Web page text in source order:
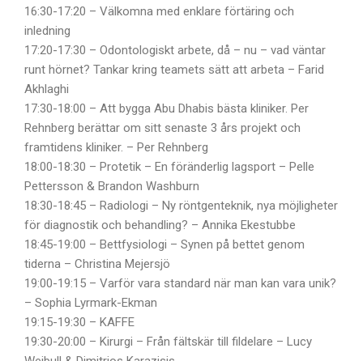
16:30-17:20 – Välkomna med enklare förtäring och
inledning
17:20-17:30 – Odontologiskt arbete, då – nu – vad väntar
runt hörnet? Tankar kring teamets sätt att arbeta – Farid
Akhlaghi
17:30-18:00 – Att bygga Abu Dhabis bästa kliniker. Per
Rehnberg berättar om sitt senaste 3 års projekt och
framtidens kliniker. – Per Rehnberg
18:00-18:30 – Protetik – En föränderlig lagsport – Pelle
Pettersson & Brandon Washburn
18:30-18:45 – Radiologi – Ny röntgenteknik, nya möjligheter
för diagnostik och behandling? – Annika Ekestubbe
18:45-19:00 – Bettfysiologi – Synen på bettet genom
tiderna – Christina Mejersjö
19:00-19:15 – Varför vara standard när man kan vara unik?
– Sophia Lyrmark-Ekman
19:15-19:30 – KAFFE
19:30-20:00 – Kirurgi – Från fältskär till fildelare – Lucy